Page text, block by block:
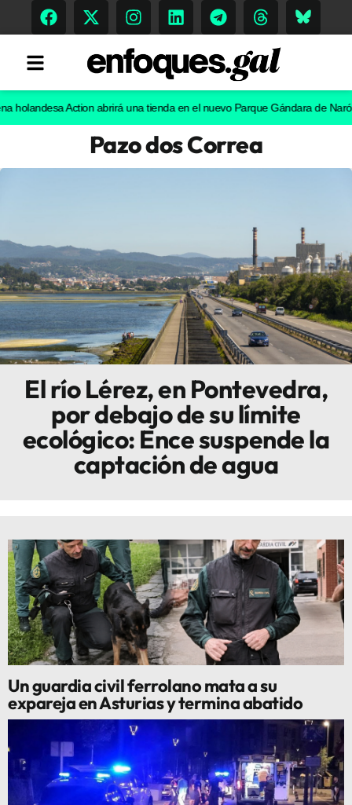
Gastronomía
Escenarios
Sostenibilidad
Innova
Action abrirá una tienda en el nuevo Parque Gándara de Narón El
Pazo dos Correa
El río Lérez, en Pontevedra,
por debajo de su límite
ecológico: Ence suspende la
captación de agua
Un guardia civil ferrolano mata a su
expareja en Asturias y termina abatido